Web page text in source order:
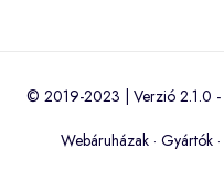
© 2019-2023 | Verzió 2.1.0 -
Webáruházak · Gyártók ·